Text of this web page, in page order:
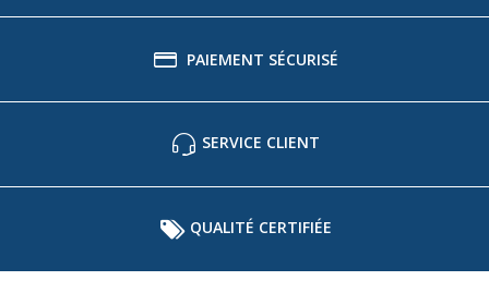
PAIEMENT SÉCURISÉ
SERVICE CLIENT
QUALITÉ CERTIFIÉE